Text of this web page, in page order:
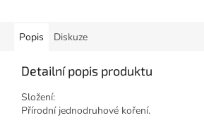
Popis Diskuze
Detailní popis produktu
Složení:
Přírodní jednodruhové koření.